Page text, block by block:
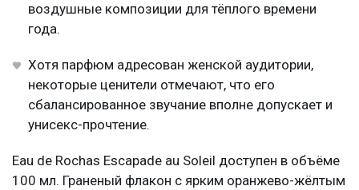
воздушные композиции для тёплого времени
года.
Хотя парфюм адресован женской аудитории,
некоторые ценители отмечают, что его
сбалансированное звучание вполне допускает и
унисекс-прочтение.
Eau de Rochas Escapade au Soleil доступен в объёме
100 мл. Граненый флакон с ярким оранжево-жёлтым